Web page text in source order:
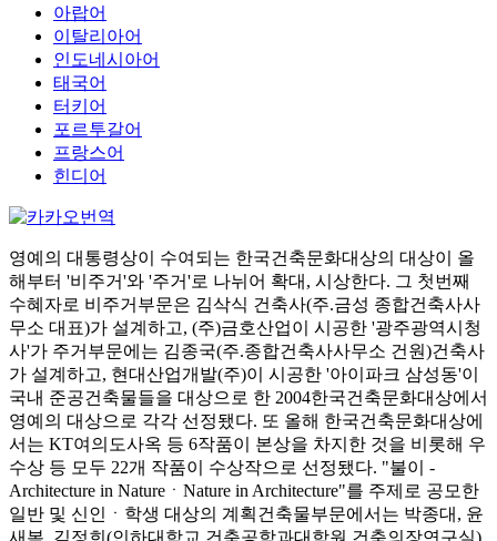
아랍어
이탈리아어
인도네시아어
태국어
터키어
포르투갈어
프랑스어
힌디어
영예의 대통령상이 수여되는 한국건축문화대상의 대상이 올
해부터 '비주거'와 '주거'로 나뉘어 확대, 시상한다. 그 첫번째
수혜자로 비주거부문은 김삭식 건축사(주.금성 종합건축사사
무소 대표)가 설계하고, (주)금호산업이 시공한 '광주광역시청
사'가 주거부문에는 김종국(주.종합건축사사무소 건원)건축사
가 설계하고, 현대산업개발(주)이 시공한 '아이파크 삼성동'이
국내 준공건축물들을 대상으로 한 2004한국건축문화대상에서
영예의 대상으로 각각 선정됐다. 또 올해 한국건축문화대상에
서는 KT여의도사옥 등 6작품이 본상을 차지한 것을 비롯해 우
수상 등 모두 22개 작품이 수상작으로 선정됐다. "불이 -
Architecture in NatureㆍNature in Architecture"를 주제로 공모한
일반 및 신인ㆍ학생 대상의 계획건축물부문에서는 박종대, 윤
새봄, 김정희(인하대학교 건축공학과대학원 건축의장연구실)